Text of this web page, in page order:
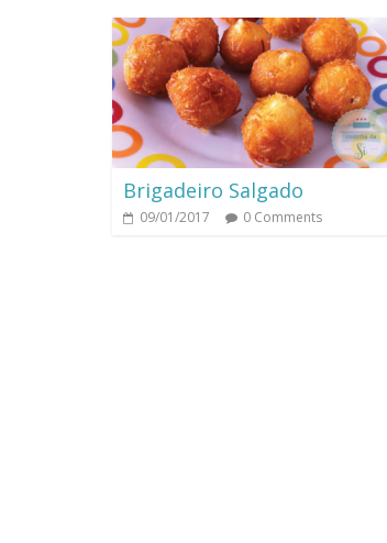
Brigadeiro Salgado
09/01/2017 0 Comments